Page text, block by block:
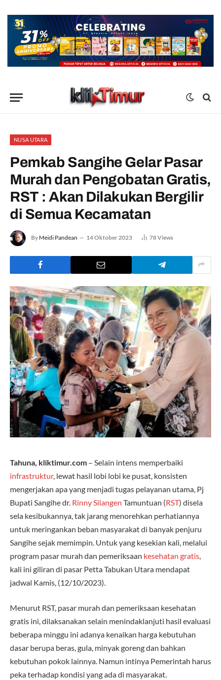
NUSA UTARA
Pemkab Sangihe Gelar Pasar
Murah dan Pengobatan Gratis,
RST : Akan Dilakukan Bergilir
di Semua Kecamatan
By Meidi Pandean 14 Oktober 2023 78Views
Tahuna, kliktimur.com – Selain intens memperbaiki
infrastruktur, lewat hasil lobi lobi ke pusat, konsisten
mengerjakan apa yang menjadi tugas pelayanan utama, Pj
Bupati Sangihe dr. Rinny Silangen Tamuntuan (RST) disela
sela kesibukannya, tak jarang menorehkan perhatiannya
untuk meringankan beban masyarakat di banyak penjuru
Sangihe sejak memimpin. Untuk yang kesekian kali, melalui
program pasar murah dan pemeriksaan kesehatan gratis,
kali ini giliran di pasar Petta Tabukan Utara mendapat
jadwal Kamis, (12/10/2023).
Menurut RST, pasar murah dan pemeriksaan kesehatan
gratis ini, dilaksanakan selain menindaklanjuti hasil evaluasi
beberapa minggu ini adanya kenaikan harga kebutuhan
dasar berupa beras, gula, minyak goreng dan bahkan
kebutuhan pokok lainnya. Namun intinya Pemerintah harus
peka terhadap kondisi yang ada di masyarakat.